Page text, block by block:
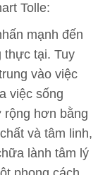
Tolle:
mạnh đến
thực tại. Tuy
vào việc
việc sống
rộng hơn bằng
và tâm linh,
lành tâm lý